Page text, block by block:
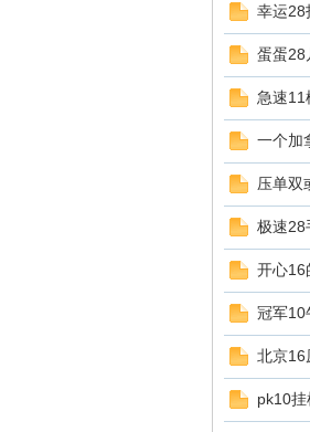
幸运28
蛋蛋28
急速11
一个加
压单双
极速28
开心16
冠军10
北京16
pk10